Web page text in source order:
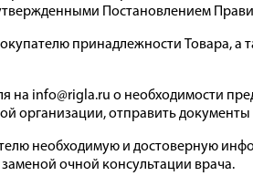
Постановлением
принадлежности Товара,
на info@rigla.ru о необходимости
организации, отправить
необходимую и достоверную
очной консультации врача.